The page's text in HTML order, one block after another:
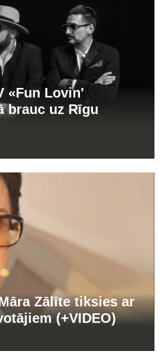
«Fun Lovin'
brauc uz Rīgu
Zālīte tiksies ar
(+VIDEO)